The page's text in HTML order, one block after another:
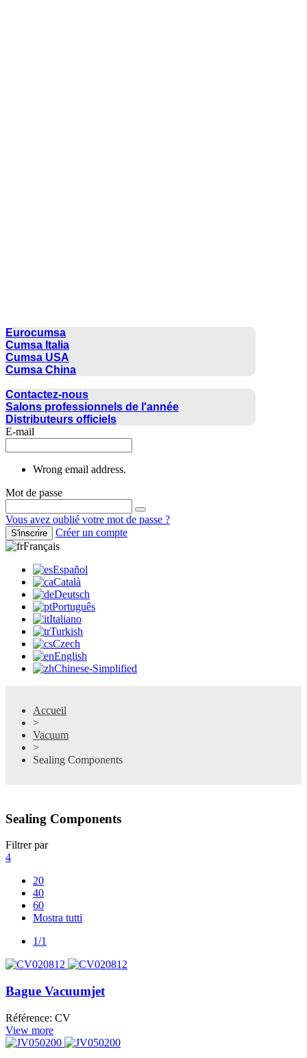
Eurocumsa
Cumsa Italia
Cumsa USA
Cumsa China
Contactez-nous
Salons professionnels de l'année
Distributeurs officiels
E-mail
Wrong email address.
Mot de passe
Vous avez oublié votre mot de passe ?
S'inscrire
Créer un compte
Français
Español
Català
Deutsch
Português
Italiano
Turkish
Czech
English
Chinese-Simplified
Accueil
>
Vacuum
>
Sealing Components
Sealing Components
Filtrer par
4
20
40
60
Mostra tutti
1/1
Bague Vacuumjet
Référence: CV
View more